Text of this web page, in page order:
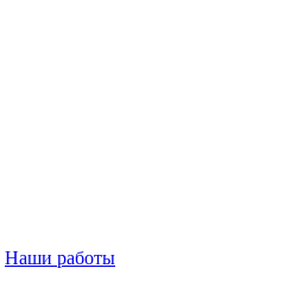
Наши работы